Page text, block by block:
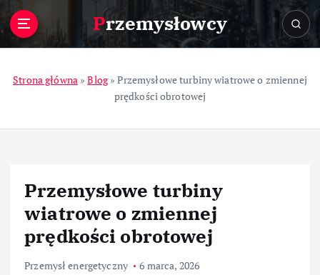
Przemysłowcy
Strona główna»Blog»Przemysłowe turbiny wiatrowe o zmiennej
prędkości obrotowej
Przemysłowe turbiny
wiatrowe o zmiennej
prędkości obrotowej
Przemysł energetyczny 6 marca, 2026